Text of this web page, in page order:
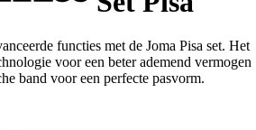
functies met de Joma Pisa set. Het
voor een beter ademend vermogen
band voor een perfecte pasvorm.